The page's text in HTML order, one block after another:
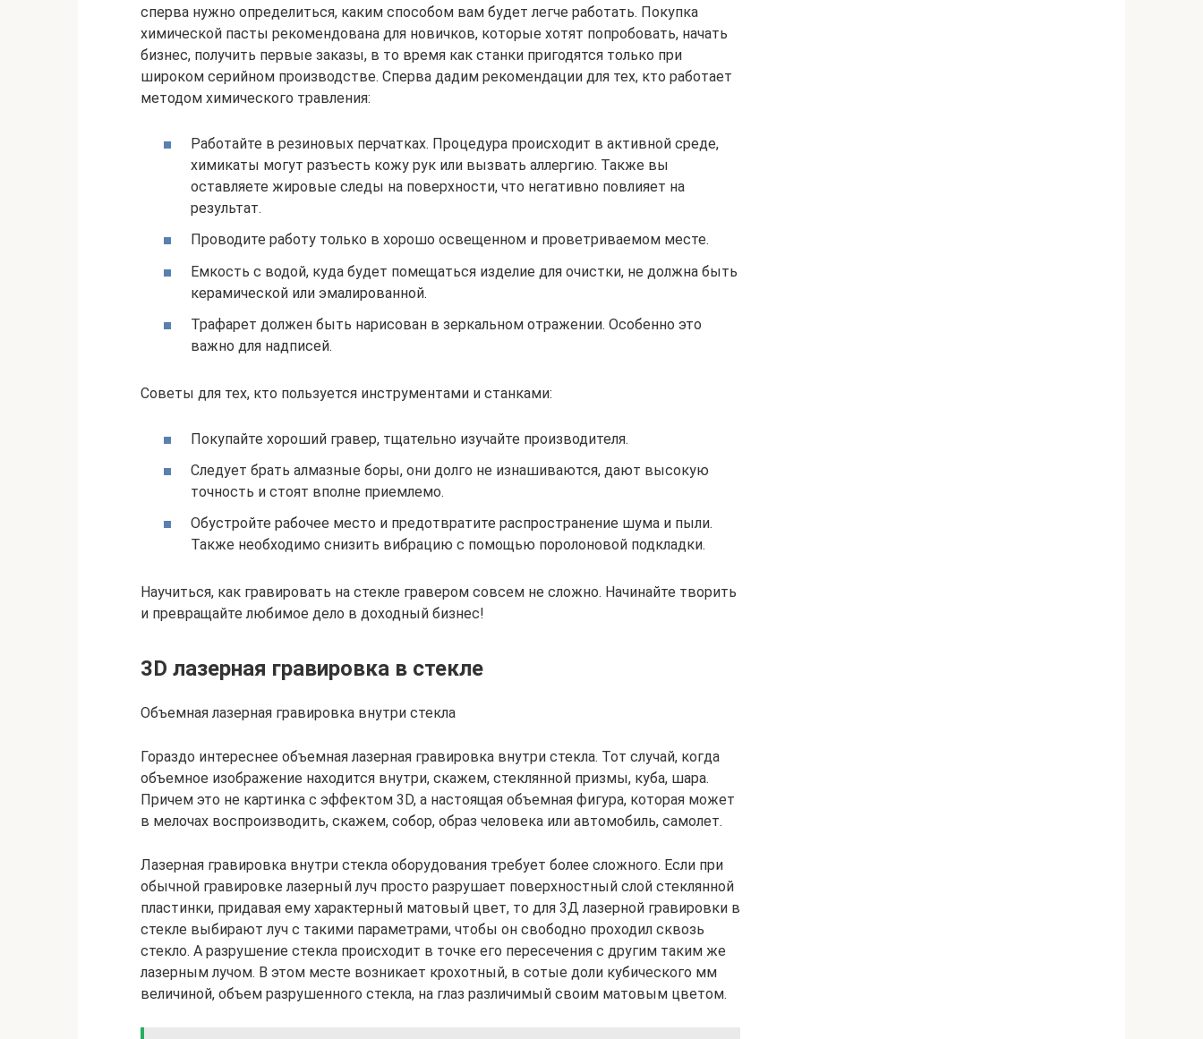
сперва нужно определиться, каким способом вам будет легче работать. Покупка
химической пасты рекомендована для новичков, которые хотят попробовать, начать
бизнес, получить первые заказы, в то время как станки пригодятся только при
широком серийном производстве. Сперва дадим рекомендации для тех, кто работает
методом химического травления:
Работайте в резиновых перчатках. Процедура происходит в активной среде,
химикаты могут разъесть кожу рук или вызвать аллергию. Также вы
оставляете жировые следы на поверхности, что негативно повлияет на
результат.
Проводите работу только в хорошо освещенном и проветриваемом месте.
Емкость с водой, куда будет помещаться изделие для очистки, не должна быть
керамической или эмалированной.
Трафарет должен быть нарисован в зеркальном отражении. Особенно это
важно для надписей.
Советы для тех, кто пользуется инструментами и станками:
Покупайте хороший гравер, тщательно изучайте производителя.
Следует брать алмазные боры, они долго не изнашиваются, дают высокую
точность и стоят вполне приемлемо.
Обустройте рабочее место и предотвратите распространение шума и пыли.
Также необходимо снизить вибрацию с помощью поролоновой подкладки.
Научиться, как гравировать на стекле гравером совсем не сложно. Начинайте творить
и превращайте любимое дело в доходный бизнес!
3D лазерная гравировка в стекле
Объемная лазерная гравировка внутри стекла
Гораздо интереснее объемная лазерная гравировка внутри стекла. Тот случай, когда
объемное изображение находится внутри, скажем, стеклянной призмы, куба, шара.
Причем это не картинка с эффектом 3D, а настоящая объемная фигура, которая может
в мелочах воспроизводить, скажем, собор, образ человека или автомобиль, самолет.
Лазерная гравировка внутри стекла оборудования требует более сложного. Если при
обычной гравировке лазерный луч просто разрушает поверхностный слой стеклянной
пластинки, придавая ему характерный матовый цвет, то для 3Д лазерной гравировки в
стекле выбирают луч с такими параметрами, чтобы он свободно проходил сквозь
стекло. А разрушение стекла происходит в точке его пересечения с другим таким же
лазерным лучом. В этом месте возникает крохотный, в сотые доли кубического мм
величиной, объем разрушенного стекла, на глаз различимый своим матовым цветом.